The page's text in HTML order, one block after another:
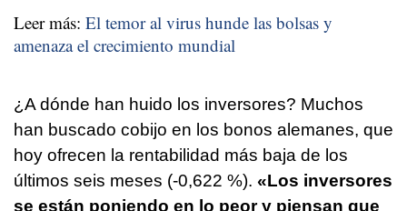
Leer más: El temor al virus hunde las bolsas y
amenaza el crecimiento mundial
¿A dónde han huido los inversores? Muchos
han buscado cobijo en los bonos alemanes, que
hoy ofrecen la rentabilidad más baja de los
últimos seis meses (-0,622 %). «Los inversores
se están poniendo en lo peor y piensan que